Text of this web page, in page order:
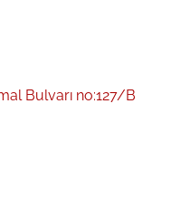
Bulvarı no:127/B